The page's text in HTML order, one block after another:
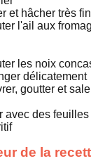
et hâcher très
l'ail aux
les noix
délicatement
goutter et
avec des
de la